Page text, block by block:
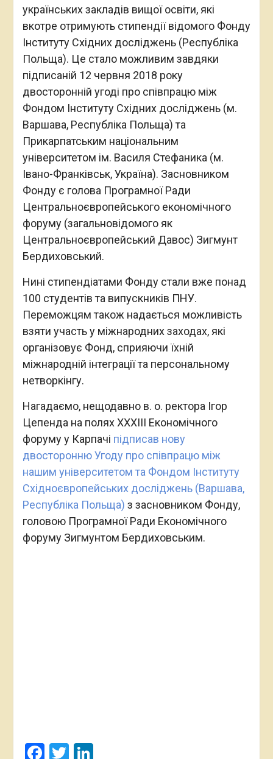
українських закладів вищої освіти, які
вкотре отримують стипендії відомого Фонду
Інституту Східних досліджень (Республіка
Польща). Це стало можливим завдяки
підписаній 12 червня 2018 року
двосторонній угоді про співпрацю між
Фондом Інституту Східних досліджень (м.
Варшава, Республіка Польща) та
Прикарпатським національним
університетом ім. Василя Стефаника (м.
Івано-Франківськ, Україна). Засновником
Фонду є голова Програмної Ради
Центральноєвропейського економічного
форуму (загальновідомого як
Центральноєвропейський Давос) Зигмунт
Бердиховський.
Нині стипендіатами Фонду стали вже понад
100 студентів та випускників ПНУ.
Переможцям також надається можливість
взяти участь у міжнародних заходах, які
організовує Фонд, сприяючи їхній
міжнародній інтеграції та персональному
нетворкінгу.
Нагадаємо, нещодавно в. о. ректора Ігор
Цепенда на полях XXXIIІ Економічного
форуму у Карпачі підписав нову
двосторонню Угоду про співпрацю між
нашим університетом та Фондом Інституту
Східноєвропейських досліджень (Варшава,
Республіка Польща) з засновником Фонду,
головою Програмної Ради Економічного
форуму Зигмунтом Бердиховським.
Facebook
TwitterLinkedIn